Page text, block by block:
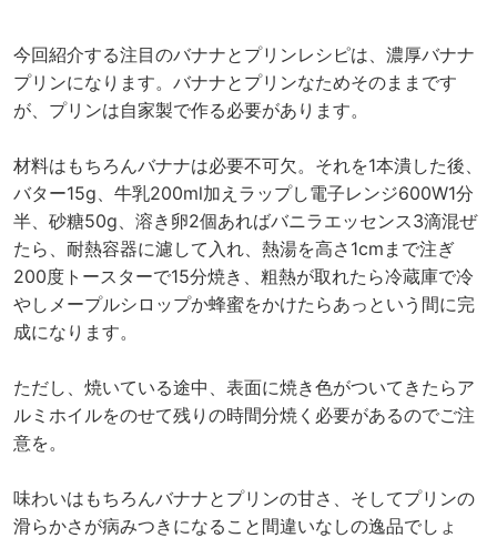
今回紹介する注目のバナナとプリンレシピは、濃厚バナナ
プリンになります。バナナとプリンなためそのままです
が、プリンは自家製で作る必要があります。
材料はもちろんバナナは必要不可欠。それを1本潰した後、
バター15g、牛乳200ml加えラップし電子レンジ600W1分
半、砂糖50g、溶き卵2個あればバニラエッセンス3滴混ぜ
たら、耐熱容器に濾して入れ、熱湯を高さ1cmまで注ぎ
200度トースターで15分焼き、粗熱が取れたら冷蔵庫で冷
やしメープルシロップか蜂蜜をかけたらあっという間に完
成になります。
ただし、焼いている途中、表面に焼き色がついてきたらア
ルミホイルをのせて残りの時間分焼く必要があるのでご注
意を。
味わいはもちろんバナナとプリンの甘さ、そしてプリンの
滑らかさが病みつきになること間違いなしの逸品でしょ